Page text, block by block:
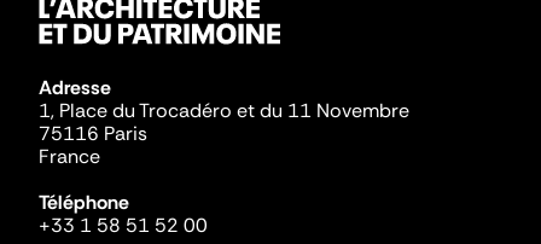
Adresse
1, Place du Trocadéro et du 11 Novembre
75116 Paris
France
Téléphone
+33 1 58 51 52 00